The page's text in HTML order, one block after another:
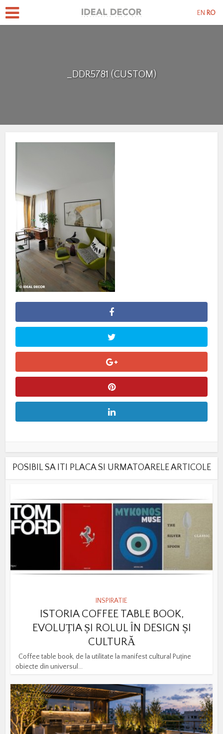
_DDR5781 (CUSTOM)
POSIBIL SA ITI PLACA SI URMATOARELE ARTICOLE
INSPIRATIE
ISTORIA COFFEE TABLE BOOK,
EVOLUȚIA ȘI ROLUL ÎN DESIGN ȘI
CULTURĂ
Coffee table book, de la utilitate la manifest cultural Puține
obiecte din universul...
EN RO